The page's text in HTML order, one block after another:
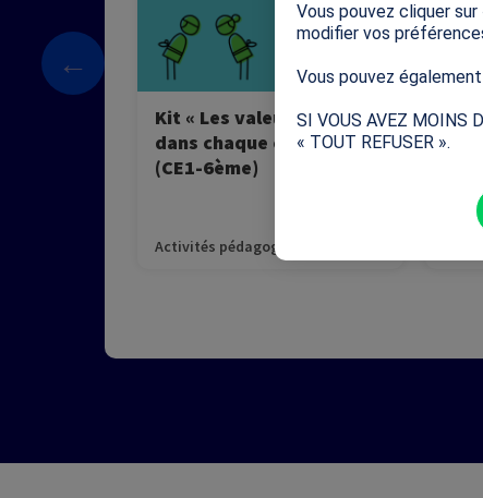
Kit « Les valeurs du sport
dans chaque classe »
(CE1-6ème)
Activités pédagogiques
←
Vous pouvez cliquer
modifier vos
Vous pouvez
SI VOUS AVEZ MOINS
« TOUT REFUSER ».